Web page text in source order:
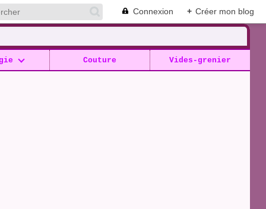
Connexion + Créer mon blog
Couture Vides-grenier